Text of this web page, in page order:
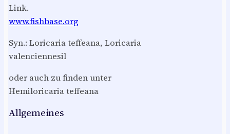
Link.
www.fishbase.org
Syn.: Loricaria teffeana, Loricaria
valenciennesil
oder auch zu finden unter
Hemiloricaria teffeana
Allgemeines